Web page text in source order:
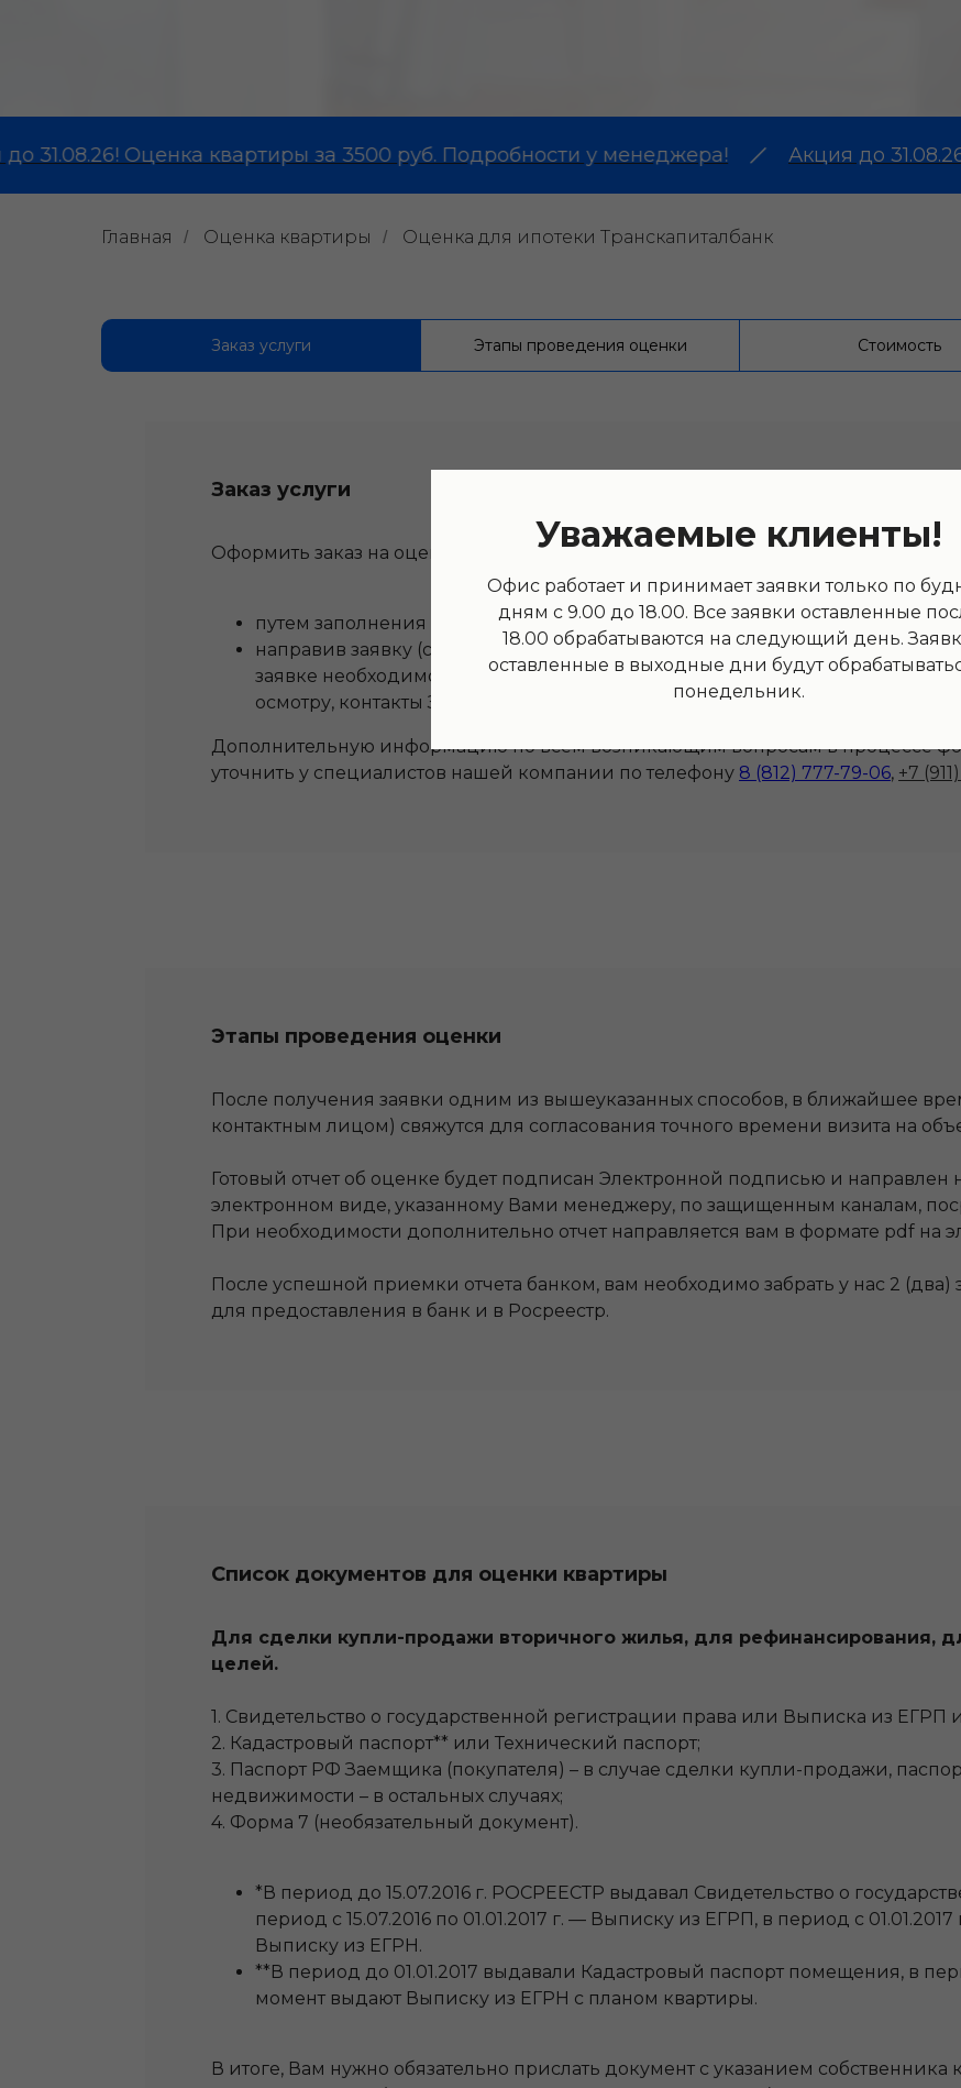
Уважаемые клиенты!
Офис работает и принимает заявки только по
дням с 9.00 до 18.00. Все заявки оставленные
18.00 обрабатываются на следующий день.
оставленные в выходные дни будут
понедельник.
Оценка квартиры за 3500 руб. Подробности у менеджера! Акция до 31.08.26!
Главная / Оценка квартиры / Оценка для ипотеки Транскапиталбанк
Заказ услуги Этапы проведения оценки Стоимость
Заказ услуги
Оформить заказ на оценку можно несколькими способами:
путем заполнения формы «Заказ оценки онлайн» на главной странице
направив заявку (сформируйте письмо в свободной форме) на нашу
заявке необходимо указать наименование банка, для которого
осмотру, контакты Заказчика услуги, и приложить определенный пакет
Дополнительную информацию по всем возникающим вопросам в процессе
уточнить у специалистов нашей компании по телефону 8 (812) 777-79-06, +7
Этапы проведения оценки
После получения заявки одним из вышеуказанных способов, в ближайшее
контактным лицом) свяжутся для согласования точного времени визита на
Готовый отчет об оценке будет подписан Электронной подписью и
электронном виде, указанному Вами менеджеру, по защищенным каналам,
При необходимости дополнительно отчет направляется вам в формате pdf на
После успешной приемки отчета банком, вам необходимо забрать у нас 2 (два)
для предоставления в банк и в Росреестр.
Список документов для оценки квартиры
Для сделки купли-продажи вторичного жилья, для рефинансирования,
целей.
1. Свидетельство о государственной регистрации права или Выписка из
2. Кадастровый паспорт** или Технический паспорт;
3. Паспорт РФ Заемщика (покупателя) – в случае сделки купли-продажи,
недвижимости – в остальных случаях;
4. Форма 7 (необязательный документ).
*В период до 15.07.2016 г. РОСРЕЕСТР выдавал Свидетельство о
период с 15.07.2016 по 01.01.2017 г. — Выписку из ЕГРП, в период с
Выписку из ЕГРН.
**В период до 01.01.2017 выдавали Кадастровый паспорт помещения, в
момент выдают Выписку из ЕГРН с планом квартиры.
В итоге, Вам нужно обязательно прислать документ с указанием